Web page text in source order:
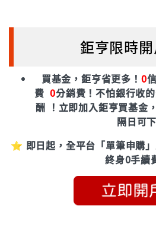
鉅亨限時
買基金，鉅亨省更多！ 0
費0分銷費！不怕銀行收
酬 ！立即加入鉅亨買基金
隔日可
⭐ 即日起，全平台「單筆申購
終身0手續